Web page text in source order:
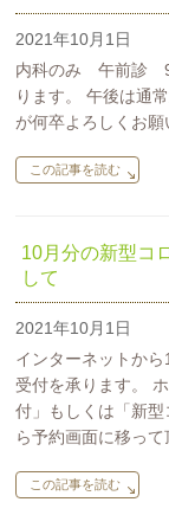
2021年10月1日
内科のみ 午前診
ります。 午後は通
が何卒よろしくお願
この記事を読む
10月分の新型コ
して
2021年10月1日
インターネットか
受付を承ります。
付」もしくは「新
ら予約画面に移って
この記事を読む